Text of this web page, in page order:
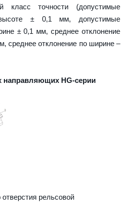
класс точности (допустимые
± 0,1 мм, допустимые
± 0,1 мм, среднее отклонение
среднее отклонение по ширине –
направляющих HG-серии
рельсовой